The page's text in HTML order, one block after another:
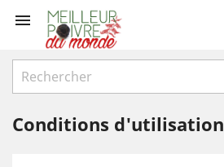

Conditions d'utilisation